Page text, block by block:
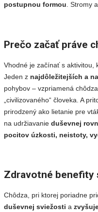
postupnou formou. Stromy
Prečo začať práve
Vhodné je začínať s aktivitou,
Jeden z najdôležitejších a
pohybov – vzpriamená
„civilizovaného“ človeka. A
prirodzený ako lietanie pre
na udržiavanie duševnej
pocitov úzkosti, neistoty,
Zdravotné benefity
Chôdza, pri ktorej poriadne
duševnej sviežosti a